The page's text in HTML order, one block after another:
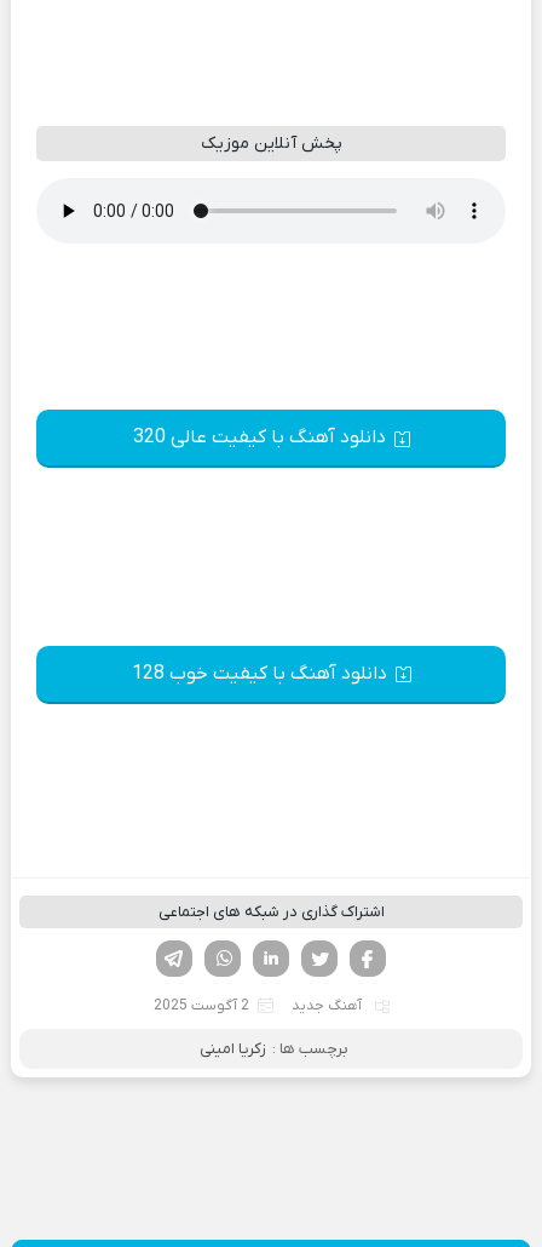
پخش آنلاین موزیک
دانلود آهنگ با کیفیت عالی 320
دانلود آهنگ با کیفیت خوب 128
اشتراک گذاری در شبکه های اجتماعی
لینکدین تویتر
فیسوک
آهنگ جدید 2 آگوست 2025
برچسب ها : زکریا امینی